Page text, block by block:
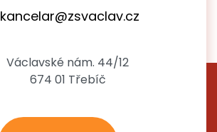
kancelar@zsvaclav.cz
Václavské nám. 44/12
674 01 Třebíč